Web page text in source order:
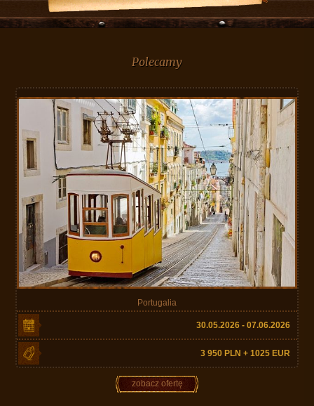
Polecamy
Portugalia
30.05.2026 - 07.06.2026
3 950 PLN + 1025 EUR
zobacz ofertę